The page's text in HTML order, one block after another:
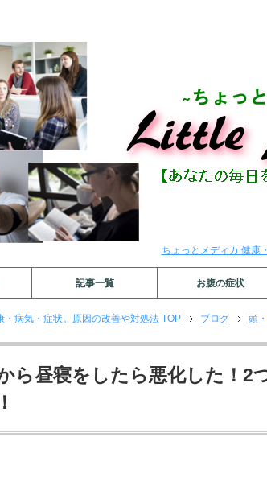
ちょっとメディカ 健康
記事一覧 お腹の症状
・病気・症状。原因の改善や対処法 TOP ブログ 頭
ら昼寝をしたら悪化した！2